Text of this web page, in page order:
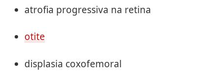
atrofia progressiva na retina
otite
displasia coxofemoral